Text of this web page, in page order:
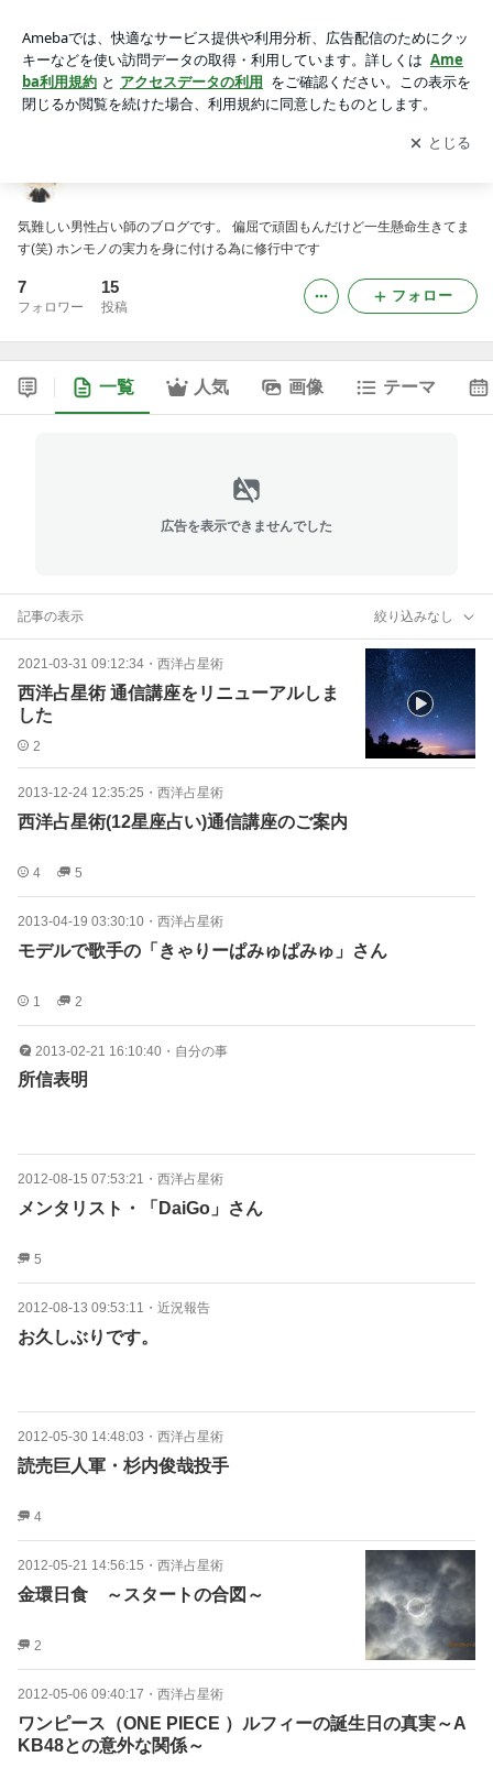
アプリをダウンロードして ブログの更新通知
を受け取りまし
ょう。
開く
気難しい男性占い師のブログです。 偏屈で頑固もんだけど一生懸命生きてま
す(笑) ホンモノの実力を身に付ける為に修行中です
7
フォロワー
15
投稿
フォロー
一覧 人気 画像 テーマ
広告を表示できませんでした
記事の表示 絞り込みなし
2021-03-31 09:12:34 ・ 西洋占星術
西洋占星術 通信講座をリニューアルしま
した
2
2013-12-24 12:35:25 ・ 西洋占星術
西洋占星術(12星座占い)通信講座のご案内
4 5
2013-04-19 03:30:10 ・ 西洋占星術
モデルで歌手の「きゃりーぱみゅぱみゅ」さん
1 2
2013-02-21 16:10:40 ・ 自分の事
所信表明
2012-08-15 07:53:21 ・ 西洋占星術
メンタリスト・「DaiGo」さん
5
2012-08-13 09:53:11 ・ 近況報告
お久しぶりです。
2012-05-30 14:48:03 ・ 西洋占星術
読売巨人軍・杉内俊哉投手
4
2012-05-21 14:56:15 ・ 西洋占星術
金環日食 ～スタートの合図～
2
2012-05-06 09:40:17 ・ 西洋占星術
ワンピース（ONE PIECE ）ルフィーの誕生日の真実～A
KB48との意外な関係～